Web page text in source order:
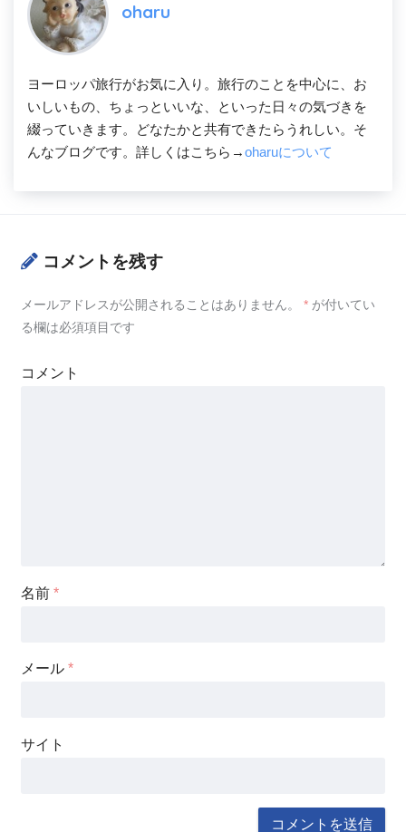
oharu
ヨーロッパ旅行がお気に入り。旅行のことを中心に、お
いしいもの、ちょっといいな、といった日々の気づきを
綴っていきます。どなたかと共有できたらうれしい。そ
んなブログです。詳しくはこちら→oharuについて
コメントを残す
メールアドレスが公開されることはありません。 * が付いてい
る欄は必須項目です
コメント
名前*
メール*
サイト